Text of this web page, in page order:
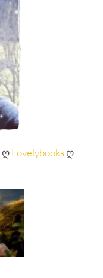
ღLovelybooksღ